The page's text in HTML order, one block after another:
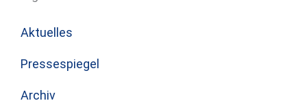
Aktuelles
Pressespiegel
Archiv